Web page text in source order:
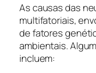
As causas das
multifatoriais,
de fatores
ambientais.
incluem: